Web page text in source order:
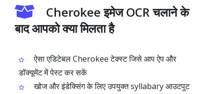
Cherokee इमेज OCR चलाने के
बाद आपको क्या मिलता है
ऐसा एडिटेबल Cherokee टेक्स्ट जिसे आप ऐप और
डॉक्यूमेंट में पेस्ट कर सकें
खोज और इंडेक्सिंग के लिए उपयुक्त syllabary आउटपुट